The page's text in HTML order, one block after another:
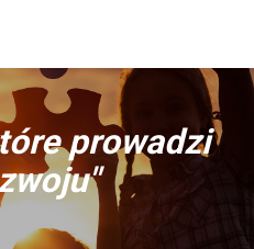
prowadzi